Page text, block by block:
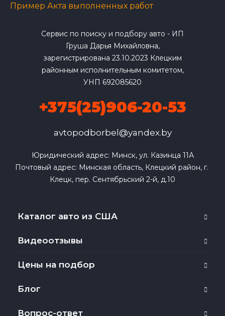
Пример Акта выполненных работ
Сервис по поиску и подбору авто - ИП
Груша Дарья Михайловна,
зарегистрирована 23.10.2023 Клецким
районным исполнительным комитетом,
УНП 692085620
+375(25)906-20-53
avtopodborbel@yandex.by
Юридический адрес: Минск, ул. Казинца 11А
Почтовый адрес: Минская область, Клецкий район, г.
Клецк, пер. Сентябрьский 2-й, д.10
Каталог авто из США
Видеоотзывы
Цены на подбор
Блог
Вопрос-ответ